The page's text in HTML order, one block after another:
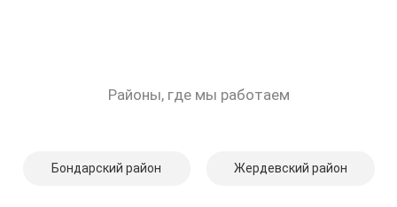
Районы, где мы работаем
Бондарский район Жердевский район